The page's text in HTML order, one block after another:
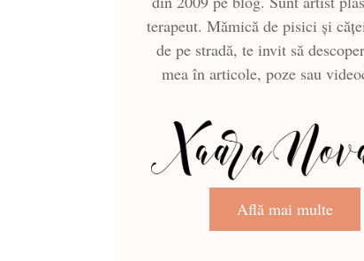
terapeut. Mămică de pisici și
de pe stradă, te invit să
mea în articole, poze sau
Află mai multe